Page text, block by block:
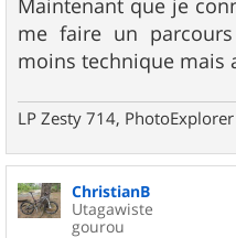
Maintenant que je
me faire un
moins technique mais
LP Zesty 714,
ChristianB
Utagawiste
gourou